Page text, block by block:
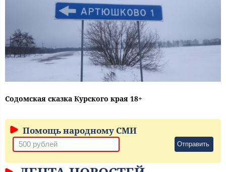
Содомская сказка Курского края 18+
Помощь народному СМИ
Отправить